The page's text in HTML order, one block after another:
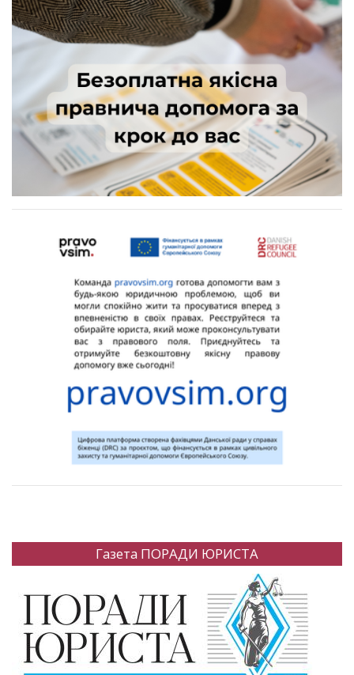
Газета ПОРАДИ ЮРИСТА